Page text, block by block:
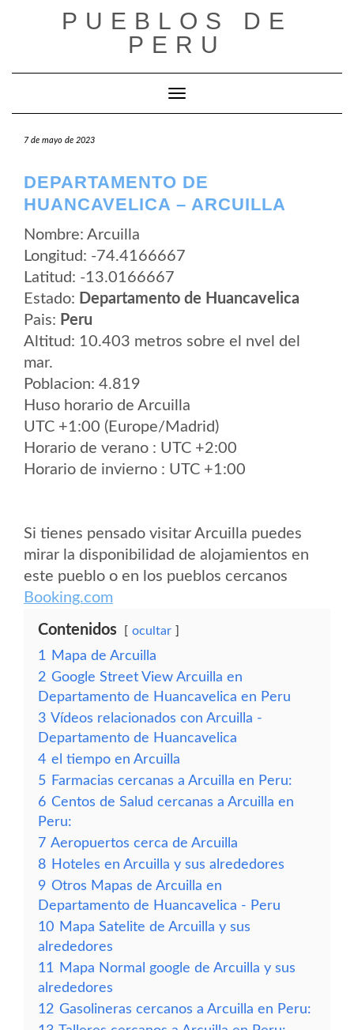
PUEBLOS DE
PERU
Cambiar modo de navegación
7 de mayo de 2023
DEPARTAMENTO DE
HUANCAVELICA – ARCUILLA
Nombre: Arcuilla
Longitud: -74.4166667
Latitud: -13.0166667
Estado: Departamento de Huancavelica
Pais: Peru
Altitud: 10.403 metros sobre el nvel del
mar.
Poblacion: 4.819
Huso horario de Arcuilla
UTC +1:00 (Europe/Madrid)
Horario de verano : UTC +2:00
Horario de invierno : UTC +1:00
Si tienes pensado visitar Arcuilla puedes
mirar la disponibilidad de alojamientos en
este pueblo o en los pueblos cercanos
Booking.com
Contenidos ocultar
1
Mapa de Arcuilla
2 Google Street View Arcuilla en
Departamento de Huancavelica en Peru
3 Vídeos relacionados con Arcuilla -
Departamento de Huancavelica
4 el tiempo en Arcuilla
5 Farmacias cercanas a Arcuilla en Peru:
6 Centos de Salud cercanas a Arcuilla en
Peru:
7 Aeropuertos cerca de Arcuilla
8 Hoteles en Arcuilla y sus alrededores
9 Otros Mapas de Arcuilla en
Departamento de Huancavelica - Peru
10 Mapa Satelite de Arcuilla y sus
alrededores
11
Mapa Normal google de Arcuilla y sus
alrededores
12 Gasolineras cercanos a Arcuilla en Peru: